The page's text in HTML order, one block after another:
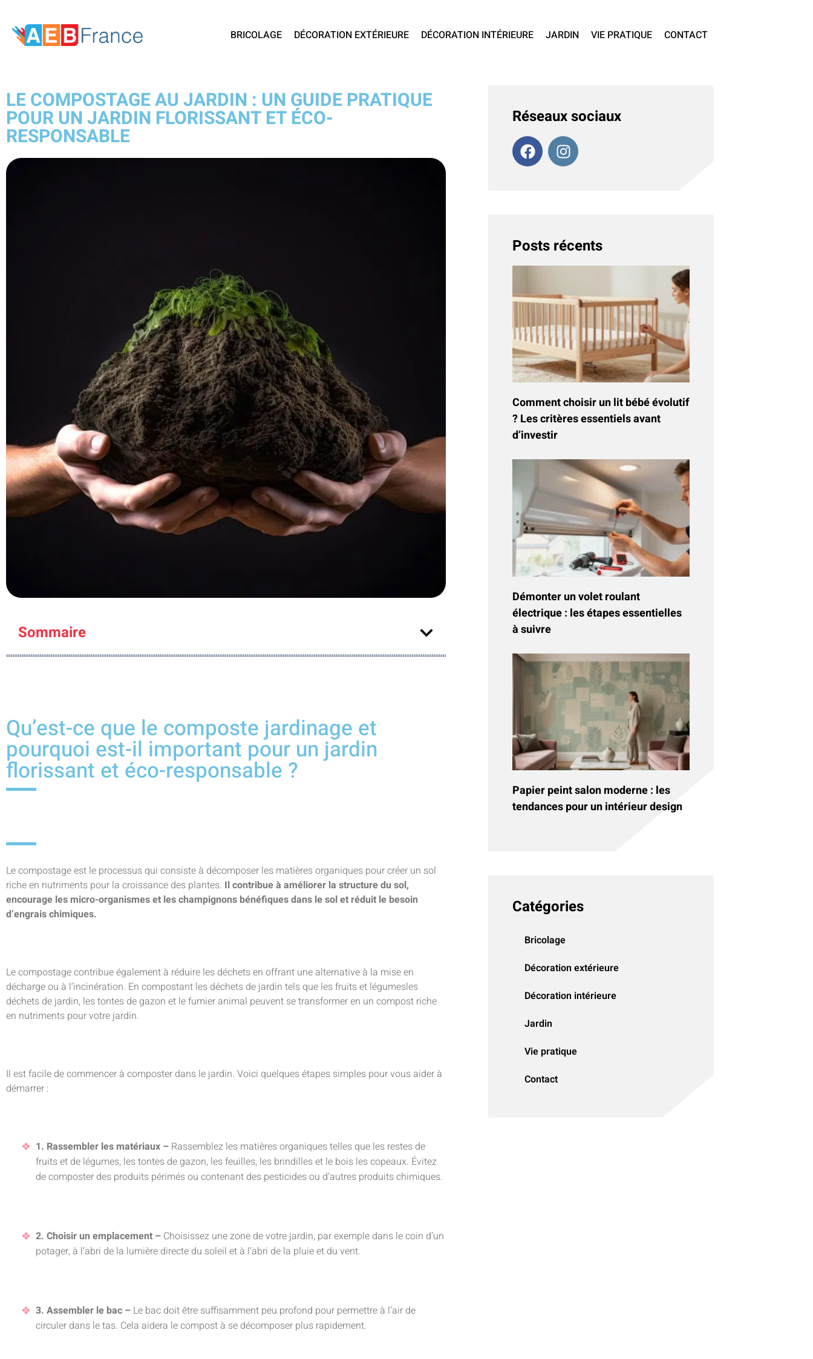
BRICOLAGE DÉCORATION EXTÉRIEURE DÉCORATION INTÉRIEURE JARDIN VIE PRATIQUE CONTACT
LE COMPOSTAGE AU JARDIN : UN GUIDE PRATIQUE
POUR UN JARDIN FLORISSANT ET ÉCO-
RESPONSABLE
Sommaire
Qu’est-ce que le composte jardinage et
pourquoi est-il important pour un jardin
florissant et éco-responsable ?
Le compostage est le processus qui consiste à décomposer les matières organiques pour créer un sol
riche en nutriments pour la croissance des plantes. Il contribue à améliorer la structure du sol,
encourage les micro-organismes et les champignons bénéfiques dans le sol et réduit le besoin
d’engrais chimiques.
Le compostage contribue également à réduire les déchets en offrant une alternative à la mise en
décharge ou à l’incinération. En compostant les déchets de jardin tels que les fruits et légumesles
déchets de jardin, les tontes de gazon et le fumier animal peuvent se transformer en un compost riche
en nutriments pour votre jardin.
Il est facile de commencer à composter dans le jardin. Voici quelques étapes simples pour vous aider à
démarrer :
1. Rassembler les matériaux – Rassemblez les matières organiques telles que les restes de
fruits et de légumes, les tontes de gazon, les feuilles, les brindilles et le bois les copeaux. Évitez
de composter des produits périmés ou contenant des pesticides ou d’autres produits chimiques.
2. Choisir un emplacement – Choisissez une zone de votre jardin, par exemple dans le coin d’un
potager, à l’abri de la lumière directe du soleil et à l’abri de la pluie et du vent.
3. Assembler le bac – Le bac doit être suffisamment peu profond pour permettre à l’air de
circuler dans le tas. Cela aidera le compost à se décomposer plus rapidement.
Réseaux sociaux
Posts récents
Comment choisir un lit bébé évolutif
? Les critères essentiels avant
d’investir
Démonter un volet roulant
électrique : les étapes essentielles
à suivre
Papier peint salon moderne : les
tendances pour un intérieur design
Catégories
Bricolage
Décoration extérieure
Décoration intérieure
Jardin
Vie pratique
Contact